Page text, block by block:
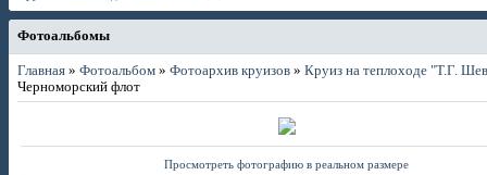
Фотоальбомы
Главная » Фотоальбом » Фотоархив круизов » Круиз на теплоходе "Т.Г.
Черноморский флот
Просмотреть фотографию в реальном размере